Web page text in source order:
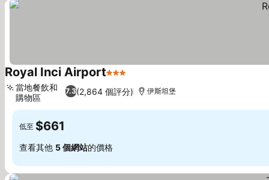
Royal Inci Airport3 星級
7.3(2,864 個評分)
當地餐飲和
購物區
伊斯坦堡
低至 $661
查看其他 5 個網站的價格